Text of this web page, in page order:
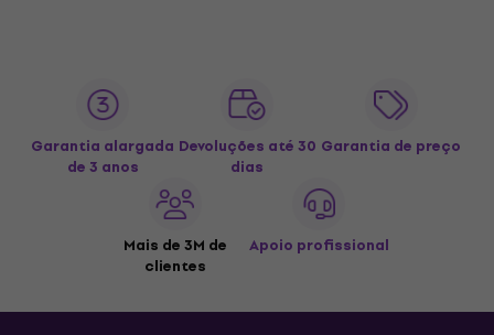
Garantia alargada
de 3 anos
Devoluções até 30
dias
Garantia de preço
Mais de 3M de
clientes
Apoio profissional